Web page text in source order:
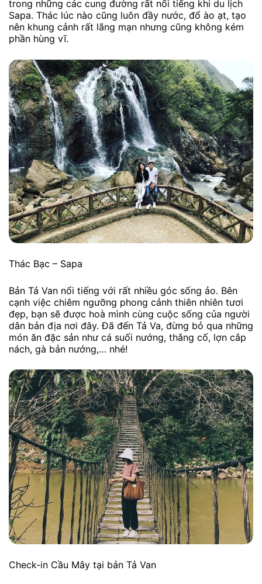
trong những các cung đường rất nổi tiếng khi du lịch
Sapa. Thác lúc nào cũng luôn đầy nước, đổ ào ạt, tạo
nên khung cảnh rất lãng mạn nhưng cũng không kém
phần hùng vĩ.
Thác Bạc – Sapa
Bản Tả Van nổi tiếng với rất nhiều góc sống ảo. Bên
cạnh việc chiêm ngưỡng phong cảnh thiên nhiên tươi
đẹp, bạn sẽ được hoà mình cùng cuộc sống của người
dân bản địa nơi đây. Đã đến Tả Va, đừng bỏ qua những
món ăn đặc sản như cá suối nướng, thắng cố, lợn cắp
nách, gà bản nướng,… nhé!
Check-in Cầu Mây tại bản Tả Van